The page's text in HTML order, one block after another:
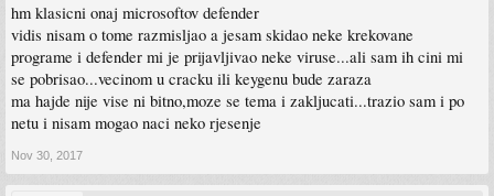
hm klasicni onaj microsoftov defender
vidis nisam o tome razmisljao a jesam skidao neke krekovane
programe i defender mi je prijavljivao neke viruse...ali sam ih cini mi
se pobrisao...vecinom u cracku ili keygenu bude zaraza
ma hajde nije vise ni bitno,moze se tema i zakljucati...trazio sam i po
netu i nisam mogao naci neko rjesenje
Nov 30, 2017